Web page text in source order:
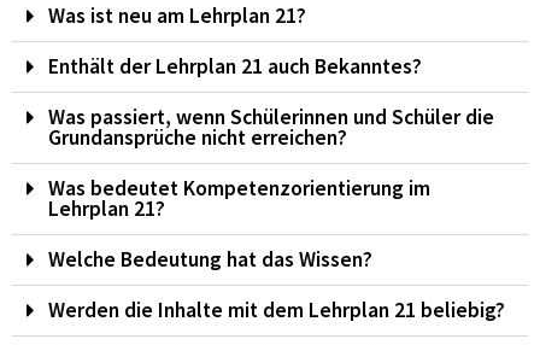
Was ist neu am Lehrplan 21?
Enthält der Lehrplan 21 auch Bekanntes?
Was passiert, wenn Schülerinnen und Schüler die
Grundansprüche nicht erreichen?
Was bedeutet Kompetenzorientierung im
Lehrplan 21?
Welche Bedeutung hat das Wissen?
Werden die Inhalte mit dem Lehrplan 21 beliebig?